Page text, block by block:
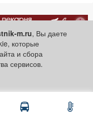
команд
России на 43
пунктах. Всего
и три
более 9 400
обеспечивают
будут
Столицей
Спорт и туризм
m.ru, Вы даете
которые
и сбора
сервисов.